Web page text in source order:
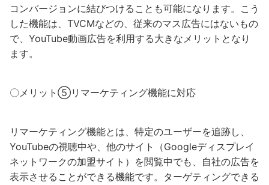
コンバージョンに結びつけることも可能になります。こう
した機能は、TVCMなどの、従来のマス広告にはないもの
で、YouTube動画広告を利用する大きなメリットとなり
ます。
〇メリット⑤リマーケティング機能に対応
リマーケティング機能とは、特定のユーザーを追跡し、
YouTubeの視聴中や、他のサイト（Googleディスプレイ
ネットワークの加盟サイト）を閲覧中でも、自社の広告を
表示させることができる機能です。ターゲティングできる